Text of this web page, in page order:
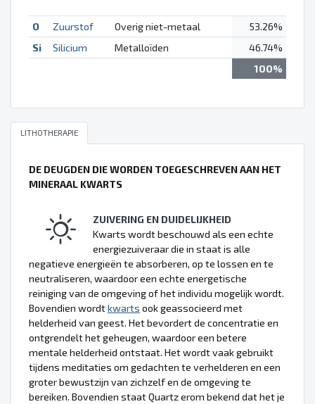
O Zuurstof Overig niet-metaal
53.26%
Si
Silicium Metalloïden
46.74%
100%
LITHOTHERAPIE
DE DEUGDEN DIE WORDEN TOEGESCHREVEN AAN HET
MINERAAL KWARTS
ZUIVERING EN DUIDELIJKHEID
Kwarts wordt beschouwd als een echte
energiezuiveraar die in staat is alle
negatieve energieën te absorberen, op te lossen en te
neutraliseren, waardoor een echte energetische
reiniging van de omgeving of het individu mogelijk wordt.
Bovendien wordtkwarts ook geassocieerd met
helderheid van geest. Het bevordert de concentratie en
ontgrendelt het geheugen, waardoor een betere
mentale helderheid ontstaat. Het wordt vaak gebruikt
tijdens meditaties om gedachten te verhelderen en een
groter bewustzijn van zichzelf en de omgeving te
bereiken. Bovendien staat Quartz erom bekend dat het je